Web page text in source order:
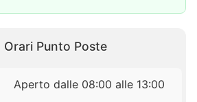
Orari Punto Poste
Aperto dalle 08:00 alle 13:00